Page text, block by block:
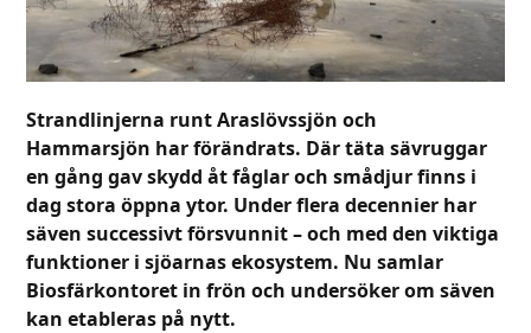
Strandlinjerna runt Araslövssjön och
Hammarsjön har förändrats. Där täta sävruggar
en gång gav skydd åt fåglar och smådjur finns i
dag stora öppna ytor. Under flera decennier har
säven successivt försvunnit – och med den viktiga
funktioner i sjöarnas ekosystem. Nu samlar
Biosfärkontoret in frön och undersöker om säven
kan etableras på nytt.